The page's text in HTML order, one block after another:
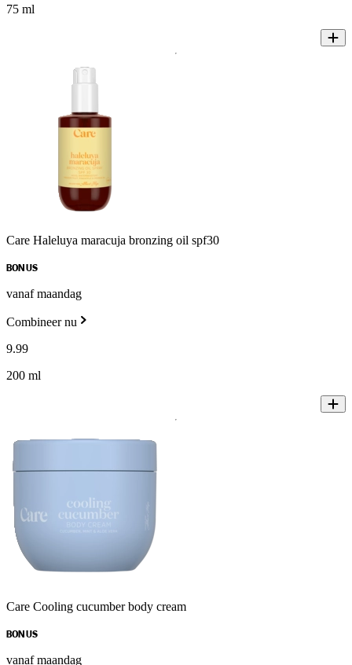
75 ml
Care Haleluya maracuja bronzing oil spf30
BONUS
vanaf maandag
Combineer nu
9.99
200 ml
Care Cooling cucumber body cream
BONUS
vanaf maandag